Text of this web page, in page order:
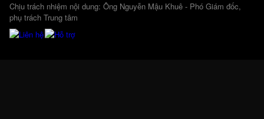
Chịu trách nhiệm nội dung: Ông Nguyễn Mậu Khuê - Phó Giám đốc,
phụ trách Trung tâm